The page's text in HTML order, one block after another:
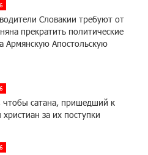
Словакии требуют от
прекратить политические
Армянскую Апостольскую
сатана, пришедший к
христиан за их поступки